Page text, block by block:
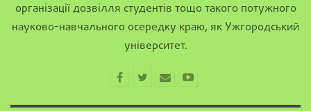
організації дозвілля студентів тощо такого потужного
науково-навчального осередку краю, як Ужгородський
університет.